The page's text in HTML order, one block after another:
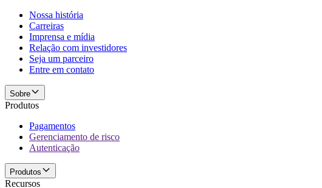
Nossa história
Carreiras
Imprensa e mídia
Relação com investidores
Seja um parceiro
Entre em contato
Sobre
Produtos
Pagamentos
Gerenciamento de risco
Autenticação
Produtos
Recursos